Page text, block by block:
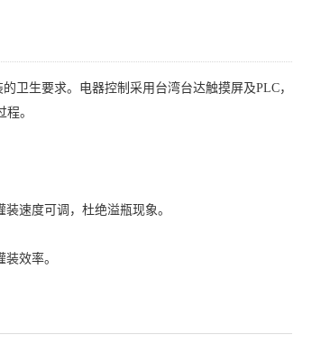
卫生要求。电器控制采用台湾台达触摸屏及PLC，
。
速度可调，杜绝溢瓶现象。
效率。